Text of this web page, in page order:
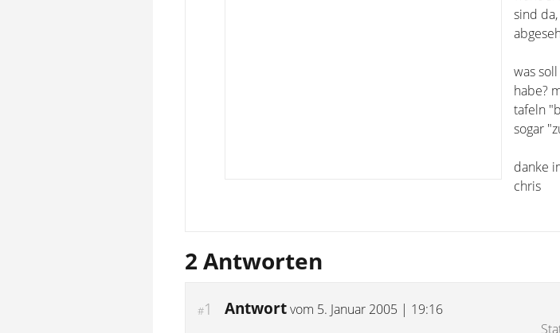
sind
was
habe?
tafeln
sogar
danke
chris
2 Antworten
#1 Antwortvom 5. Januar 2005 | 19:16